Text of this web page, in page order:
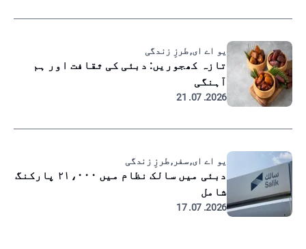
یو اے ای, طرزِ زندگی
تازہ کھجوریں: دبئی کی ثقافت اور ہم
آہنگی
2026. 07. 21
یو اے ای, سفر, طرزِ زندگی
دبئی میں سالک نظام میں ۲۱،۰۰۰ پارکنگ
شامل
2026. 07. 17